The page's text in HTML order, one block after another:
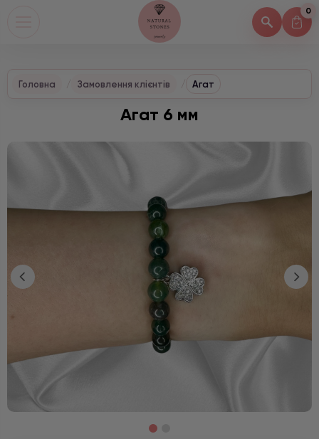
0
Головна Замовлення клієнтів Агат
Агат 6 мм